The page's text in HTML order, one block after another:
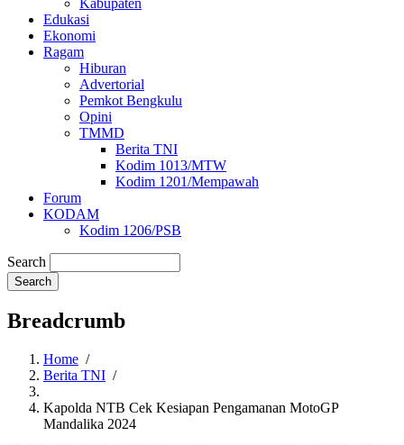
Edukasi
Ekonomi
Ragam
Hiburan
Advertorial
Pemkot Bengkulu
Opini
TMMD
Berita TNI
Kodim 1013/MTW
Kodim 1201/Mempawah
Forum
KODAM
Kodim 1206/PSB
Search
Breadcrumb
Home /
Berita TNI /
Kapolda NTB Cek Kesiapan Pengamanan MotoGP
Mandalika 2024